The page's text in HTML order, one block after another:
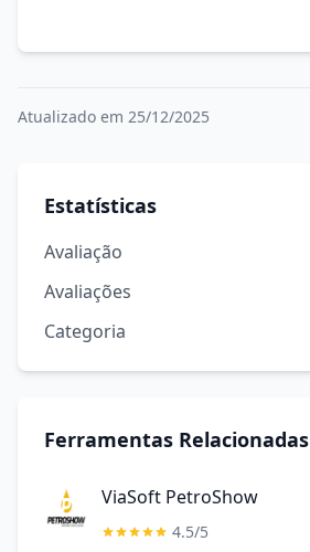
Atualizado em 25/12/2025
Estatísticas
Avaliação
Avaliações
Categoria
Ferramentas Relacionadas
ViaSoft PetroShow
4.5/5